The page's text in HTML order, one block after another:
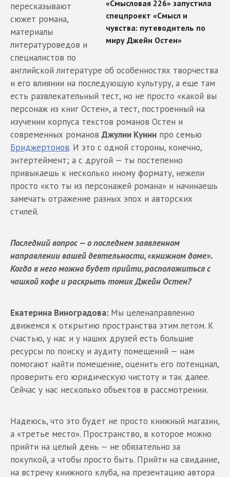
пересказывают
сюжет романа,
материалы
литературоведов и
специалистов по
английской литературе об особенностях творчества
и его влиянии на последующую культуру, а еще там
есть развлекательный тест, но не просто «какой вы
персонаж из книг Остен», а тест, построенный на
изучении корпуса текстов романов Остен и
современных романов Джулии Куинн про семью
Бриджертонов. И это с одной стороны, конечно,
энтертеймент; а с другой — ты постепенно
привыкаешь к несколько иному формату, нежели
просто «кто ты из персонажей романа» и начинаешь
замечать отражение разных эпох и авторских
стилей.
Последний вопрос — о последнем заявленном
направлении вашей деятельности, «книжном доме».
Когда в него можно будет прийти, расположиться с
чашкой кофе и раскрыть томик Джейн Остен?
Екатерина Виноградова: Мы целенаправленно
движемся к открытию пространства этим летом. К
счастью, у нас и у наших друзей есть большие
ресурсы по поиску и аудиту помещений — нам
помогают найти помещение, оценить его потенциал,
проверить его юридическую чистоту и так далее.
Сейчас у нас несколько объектов в рассмотрении.
Надеюсь, что это будет не просто книжный магазин,
а «третье место». Пространство, в которое можно
прийти на целый день — не обязательно за
покупкой, а чтобы просто быть. Прийти на свидание,
на встречу книжного клуба, на презентацию автора